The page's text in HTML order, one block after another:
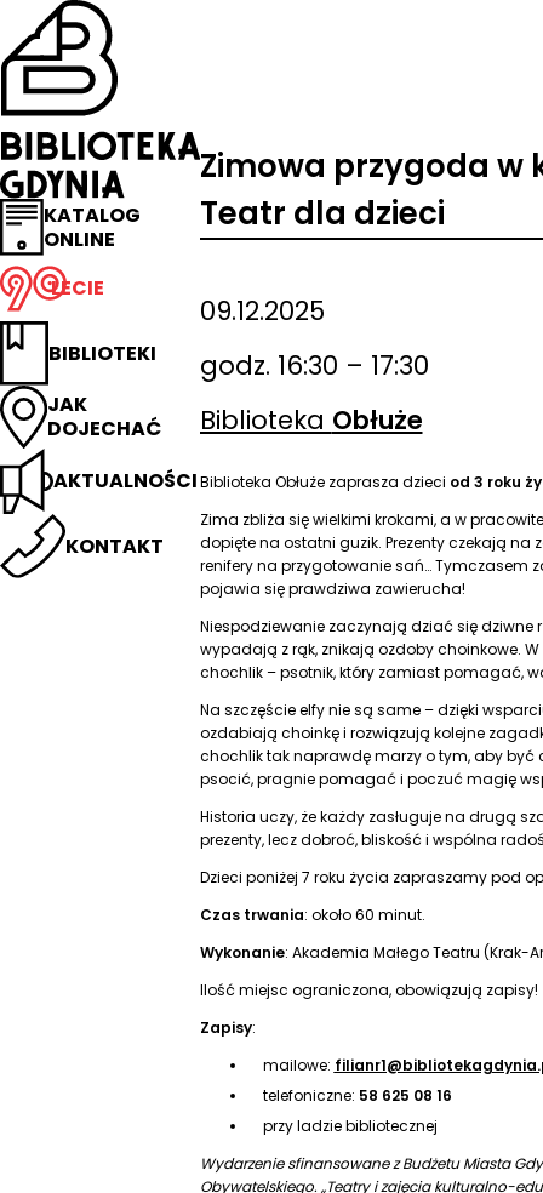
Przejdź
na
stronę
główną
Biblioteka
Gdynia
KATALOG
ONLINE
LECIE
BIBLIOTEKI
JAK
DOJECHAĆ
AKTUALNOŚCI
KONTAKT
Zimowa przygoda w
Teatr dla dzieci
09.12.2025
godz. 16:30 – 17:30
Biblioteka Obłuże
Biblioteka Obłuże zaprasza dzieci od 3 roku
Zima zbliża się wielkimi krokami, a w
dopięte na ostatni guzik. Prezenty czekają
renifery na przygotowanie sań… Tymczasem
pojawia się prawdziwa zawierucha!
Niespodziewanie zaczynają dziać się dziwne
wypadają z rąk, znikają ozdoby choinkowe.
chochlik – psotnik, który zamiast pomagać,
Na szczęście elfy nie są same – dzięki
ozdabiają choinkę i rozwiązują kolejne
chochlik tak naprawdę marzy o tym, aby
psocić, pragnie pomagać i poczuć magię
Historia uczy, że każdy zasługuje na drugą
prezenty, lecz dobroć, bliskość i wspólna
Dzieci poniżej 7 roku życia zapraszamy pod
Czas trwania: około 60 minut.
Wykonanie: Akademia Małego Teatru (Krak-
Ilość miejsc ograniczona, obowiązują zapisy!
Zapisy:
mailowe:
telefoniczne: 58 625 08 16
przy ladzie bibliotecznej
Wydarzenie sfinansowane z Budżetu Miasta
Obywatelskiego. „Teatry i zajęcia kulturalno-